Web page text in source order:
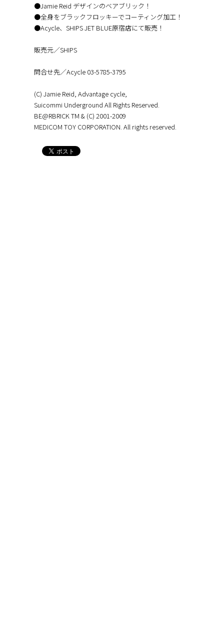
●Jamie Reid デザインのベアブリック！
●全身をブラックフロッキーでコーティング加工！
●Acycle、SHIPS JET BLUE原宿店にて販売！
販売元／SHIPS
問合せ先／Acycle 03-5785-3795
(C) Jamie Reid, Advantage cycle,
Suicommi Underground All Rights Reserved.
BE@RBRICK TM & (C) 2001-2009
MEDICOM TOY CORPORATION. All rights reserved.